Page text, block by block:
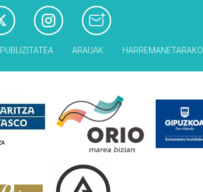
PUBLIZITATEA ARAUAK HARREMANETARAKO